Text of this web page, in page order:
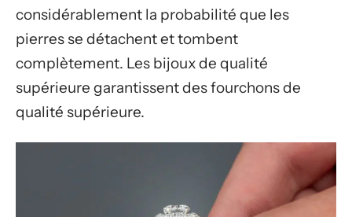
considérablement la probabilité que les
pierres se détachent et tombent
complètement. Les bijoux de qualité
supérieure garantissent des fourchons de
qualité supérieure.